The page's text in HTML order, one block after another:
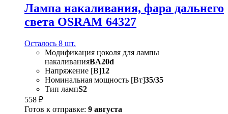
Лампа накаливания, фара дальнего
света OSRAM 64327
Осталось 8 шт.
Модификация цоколя для лампы
накаливанияBA20d
Напряжение [В]12
Номинальная мощность [Вт]35/35
Тип лампS2
558 ₽
Готов к отправке: 9 августа